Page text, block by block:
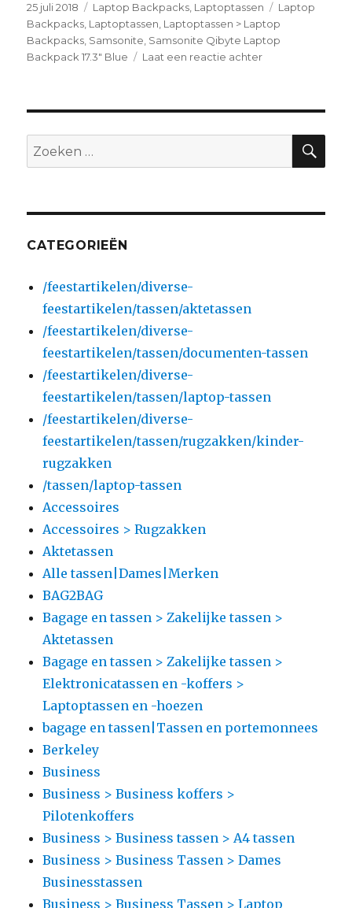
Geplaatst
op
25 juli 2018 Categorieën
Laptop Backpacks, Laptoptassen Tags
Laptop
Backpacks, Laptoptassen, Laptoptassen > Laptop
Backpacks, Samsonite, Samsonite Qibyte Laptop
Backpack 17.3" Blue
Laat een reactie achter
Laptop
17.3″
Zoeken
naar:
CATEGORIEËN
/feestartikelen/diverse-
feestartikelen/tassen/aktetassen
/feestartikelen/diverse-
feestartikelen/tassen/documenten-tassen
/feestartikelen/diverse-
feestartikelen/tassen/laptop-tassen
/feestartikelen/diverse-
feestartikelen/tassen/rugzakken/kinder-
rugzakken
/tassen/laptop-tassen
Accessoires
Accessoires > Rugzakken
Aktetassen
Alle tassen|Dames|Merken
BAG2BAG
Bagage en tassen > Zakelijke tassen >
Aktetassen
Bagage en tassen > Zakelijke tassen >
Elektronicatassen en -koffers >
Laptoptassen en -hoezen
bagage en tassen|Tassen en portemonnees
Berkeley
Business
Business > Business koffers >
Pilotenkoffers
Business > Business tassen > A4 tassen
Business > Business Tassen > Dames
Businesstassen
Business > Business Tassen > Laptop